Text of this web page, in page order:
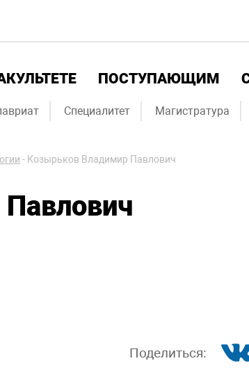
ПОСТУПАЮЩИМ
Специалитет Магистратура
- Козырьков Владимир Павлович
Поделиться: